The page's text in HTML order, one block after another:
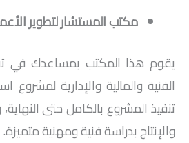
مكتب المستشار لتطوير
يقوم هذا المكتب بمساعدك في
الفنية والمالية والإدارية لمشروع
تنفيذ المشروع بالكامل حتى
والإنتاج بدراسة فنية ومهنية متميزة.